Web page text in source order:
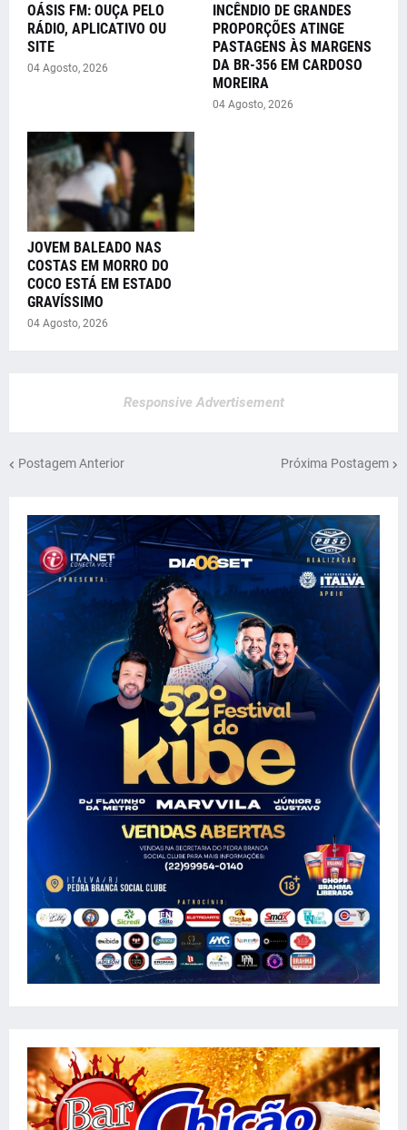
OÁSIS FM: OUÇA PELO
RÁDIO, APLICATIVO OU
SITE
04 Agosto, 2026
INCÊNDIO DE GRANDES
PROPORÇÕES ATINGE
PASTAGENS ÀS MARGENS
DA BR-356 EM CARDOSO
MOREIRA
04 Agosto, 2026
JOVEM BALEADO NAS
COSTAS EM MORRO DO
COCO ESTÁ EM ESTADO
GRAVÍSSIMO
04 Agosto, 2026
Responsive Advertisement
Postagem Anterior Próxima Postagem